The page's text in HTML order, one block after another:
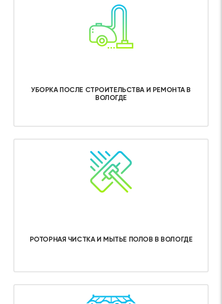
УБОРКА ПОСЛЕ СТРОИТЕЛЬСТВА И РЕМОНТА В
ВОЛОГДЕ
Об услуге
РОТОРНАЯ ЧИСТКА И МЫТЬЕ ПОЛОВ В ВОЛОГДЕ
Об услуге